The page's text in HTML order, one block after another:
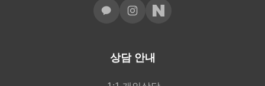
상담 안내